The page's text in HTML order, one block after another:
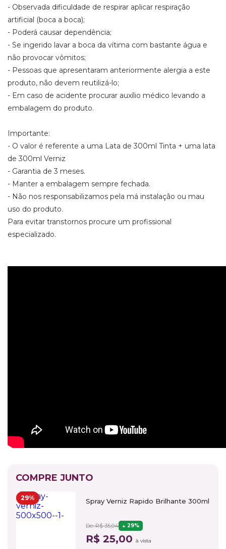
- Observada dificuldade de respirar aplicar respiração
artificial (boca a boca);
- Poderá causar dependência;
- Se ingerido lavar a boca da vítima com bastante água e
não provocar vômitos;
- Pessoas que apresentaram anteriormente alergia a este
produto, não devem reutilizá-lo;
- Em caso de acidente procurar auxílio médico levando a
embalagem do produto.
Importante:
- O valor é referente a uma Lata de 300ml Tinta + uma lata
de 300ml Verniz
- Garantia de 3 meses.
- Manter a embalagem sempre fechada.
- Não nos responsabilizamos pela má instalação ou mau
uso do produto.
Para evitar transtornos procure um profissional
especializado.
COMPRE JUNTO
29% Spray Verniz Rapido Brilhante 300ml
De: R$ 35,04 29%
R$ 25,00 à vista